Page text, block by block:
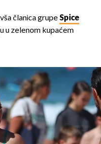
članica grupeSpice
u zelenom kupaćem